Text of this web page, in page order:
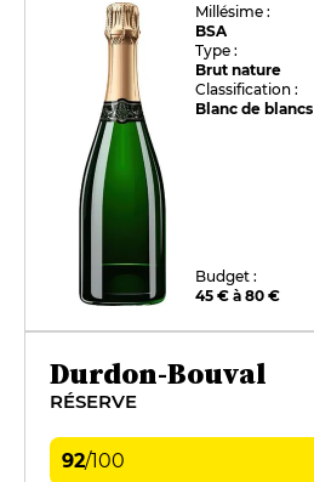
Millésime :
BSA
Type :
Brut nature
Classification :
Blanc de blancs
Budget :
45 € à 80 €
Durdon-Bouval
RÉSERVE
92/100